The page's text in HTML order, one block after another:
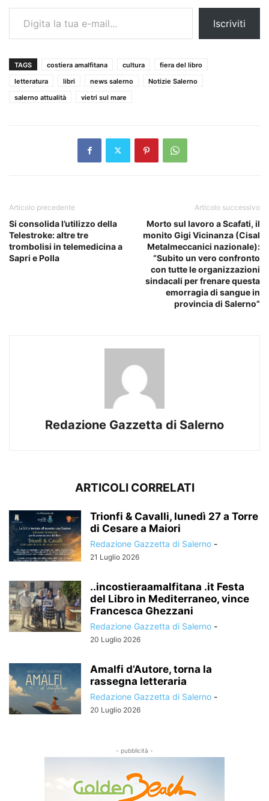
Digita la tua e-mail...
Iscriviti
TAGS costiera amalfitana cultura
fiera del libro
letteratura
libri news salerno
Notizie Salerno
salerno attualità
vietri sul mare
Articolo precedente
Si consolida l’utilizzo della
Telestroke: altre tre
trombolisi in telemedicina a
Sapri e Polla
Articolo successivo
Morto sul lavoro a Scafati, il
monito Gigi Vicinanza (Cisal
Metalmeccanici nazionale):
“Subito un vero confronto
con tutte le organizzazioni
sindacali per frenare questa
emorragia di sangue in
provincia di Salerno”
Redazione Gazzetta di Salerno
ARTICOLI CORRELATI
Trionfi & Cavalli, lunedì 27 a Torre
di Cesare a Maiori
Redazione Gazzetta di Salerno -
21 Luglio 2026
..incostieraamalfitana .it Festa
del Libro in Mediterraneo, vince
Francesca Ghezzani
Redazione Gazzetta di Salerno -
20 Luglio 2026
Amalfi d’Autore, torna la
rassegna letteraria
Redazione Gazzetta di Salerno -
20 Luglio 2026
- pubblicità -